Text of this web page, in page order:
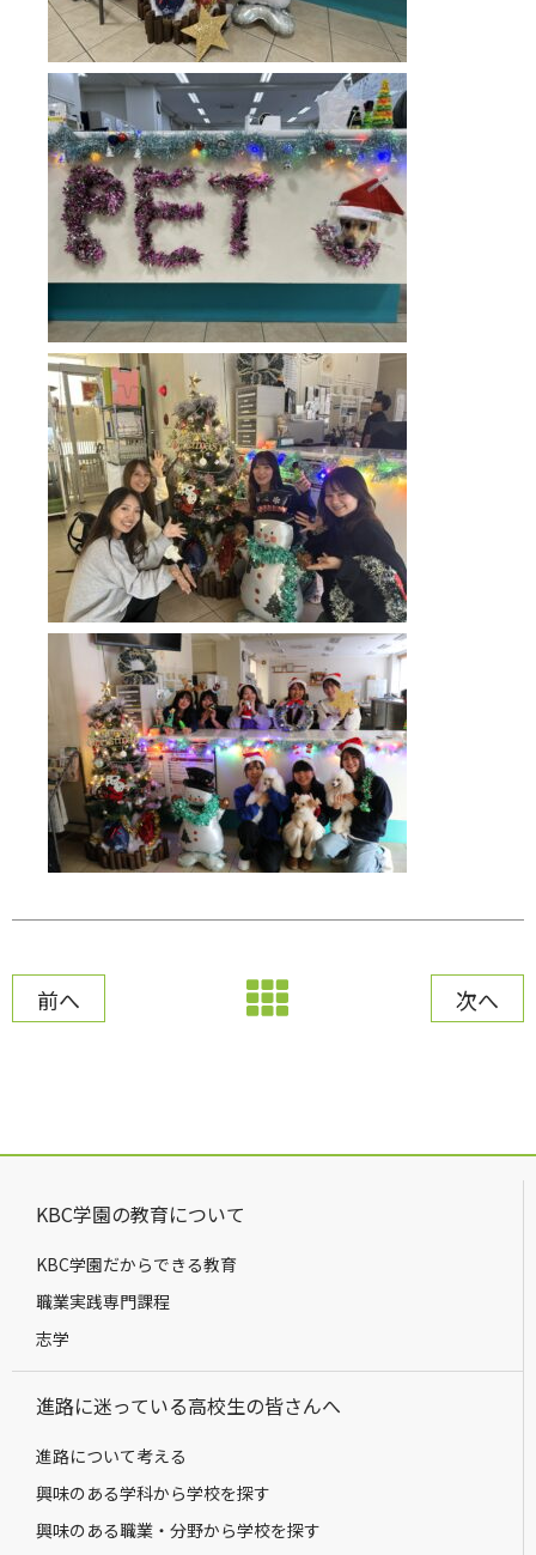
前へ 次へ
KBC学園の教育について
KBC学園だからできる教育
職業実践専門課程
志学
進路に迷っている高校生の皆さんへ
進路について考える
興味のある学科から学校を探す
興味のある職業・分野から学校を探す